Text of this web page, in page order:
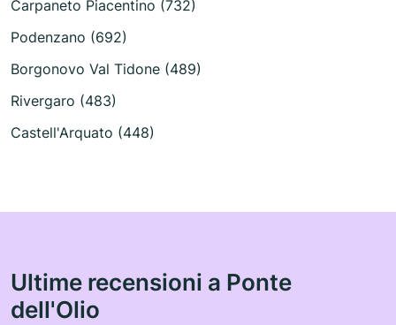
Carpaneto Piacentino (732)
Podenzano (692)
Borgonovo Val Tidone (489)
Rivergaro (483)
Castell'Arquato (448)
Ultime recensioni a Ponte
dell'Olio